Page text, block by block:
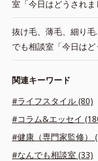
室「今日はどうされ
抜け毛、薄毛、細り
でも相談室「今日は
関連キーワード
#ライフスタイル (80)
#コラム&エッセイ
#健康（専門家監修）
#なんでも相談室 (33)